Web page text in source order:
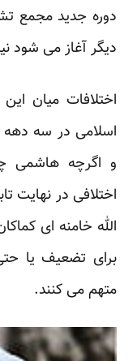
دوره جدید مجمع
دیگر آغاز می شود
اختلافات میان
اسلامی در سه
و اگرچه هاشمی
اختلافی در نهایت
الله خامنه ای
برای تضعیف یا
متهم می کنند.